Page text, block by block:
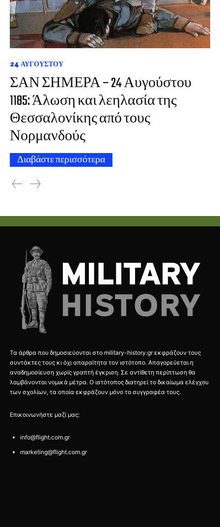
24 ΑΥΓΟΎΣΤΟΥ
ΣΑΝ ΣΗΜΕΡΑ – 24 Αυγούστου
1185: Άλωση και λεηλασία της
Θεσσαλονίκης από τους
Νορμανδούς
Διαβάστε περισσότερα
Τα άρθρα που δημοσιεύονται στο military-history.gr εκφράζουν τους
συντάκτες τους κι όχι απαραίτητα τον ιστότοπο. Απαγορεύεται η
αναδημοσίευση χωρίς γραπτή έγκριση. Σε αντίθετη περίπτωση θα
λαμβάνονται νομικά μέτρα. Ο ιστότοπος διατηρεί το δικαίωμα ελέγχου
των σχολίων, τα οποία εκφράζουν μόνο το συγγραφέα τους.
Επικοινωνήστε μαζί μας:
info@flight.com.gr
marketing@flight.com.gr